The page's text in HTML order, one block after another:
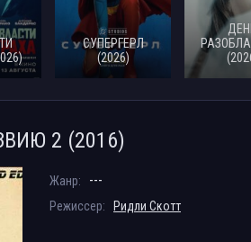
СУПЕРГЕРЛ
(2026)
2 (2016)
Жанр: ---
Режиссер: Ридли Скотт